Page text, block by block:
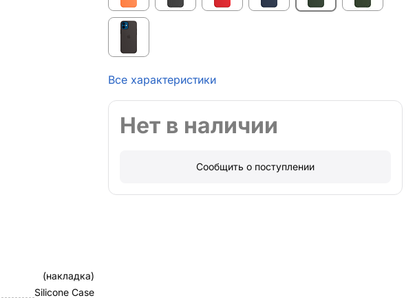
(накладка)
Silicone Case
Все характеристики
Нет в наличии
Сообщить о поступлении